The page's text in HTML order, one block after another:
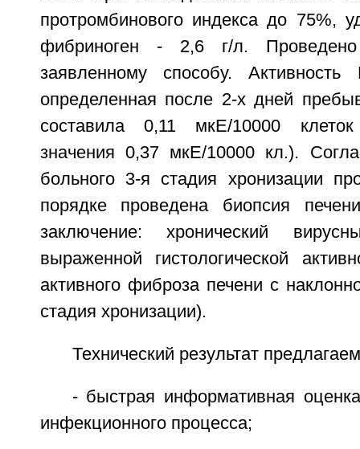
протромбинового индекса до 75%,
фибриноген - 2,6 г/л.
заявленному способу.
определенная после 2-х дней
составила 0,11 мкЕ/10000
значения 0,37 мкЕ/10000 кл.).
больного 3-я стадия хронизации
порядке проведена биопсия
заключение: хронический
выраженной гистологической
активного фиброза печени с
стадия хронизации).
Технический результат
- быстрая информативная
инфекционного процесса;